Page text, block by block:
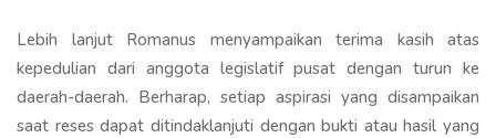
Lebih lanjut Romanus menyampaikan terima kasih atas
kepedulian dari anggota legislatif pusat dengan turun ke
daerah-daerah. Berharap, setiap aspirasi yang disampaikan
saat reses dapat ditindaklanjuti dengan bukti atau hasil yang